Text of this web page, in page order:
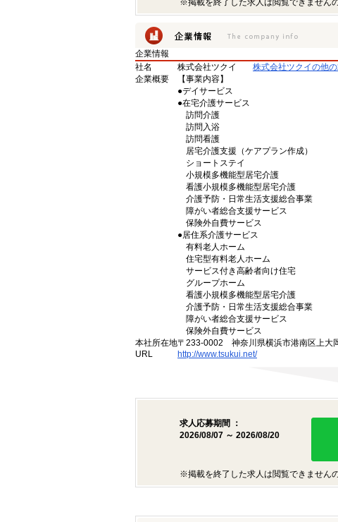
※掲載を終了した求人は閲覧できません
企業情報
社名
株式会社ツクイ
株式会社ツクイの他
企業概要
【事業内容】
●デイサービス
●在宅介護サービス
訪問介護
訪問入浴
訪問看護
居宅介護支援（ケアプラン作成）
ショートステイ
小規模多機能型居宅介護
看護小規模多機能型居宅介護
介護予防・日常生活支援総合事業
障がい者総合支援サービス
保険外自費サービス
●居住系介護サービス
有料老人ホーム
住宅型有料老人ホーム
サービス付き高齢者向け住宅
グループホーム
看護小規模多機能型居宅介護
介護予防・日常生活支援総合事業
障がい者総合支援サービス
保険外自費サービス
本社所在地〒233-0002 神奈川県横浜市港南区上大
URL
http://www.tsukui.net/
求人応募期間 ：
2026/08/07 ～ 2026/08/20
※掲載を終了した求人は閲覧できません